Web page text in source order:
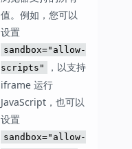
值。例如，您可以
设置
sandbox="allow-
scripts"
，以支持
iframe 运行
JavaScript，也可以
设置
sandbox="allow-